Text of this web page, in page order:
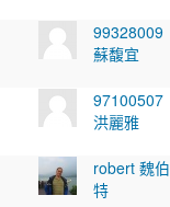
99328009
蘇馥宜
97100507
洪麗雅
robert 魏伯
特